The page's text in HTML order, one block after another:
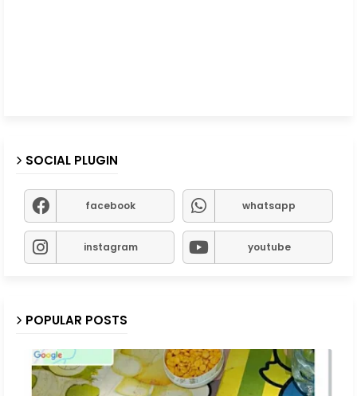
SOCIAL PLUGIN
facebook whatsapp
instagram youtube
POPULAR POSTS